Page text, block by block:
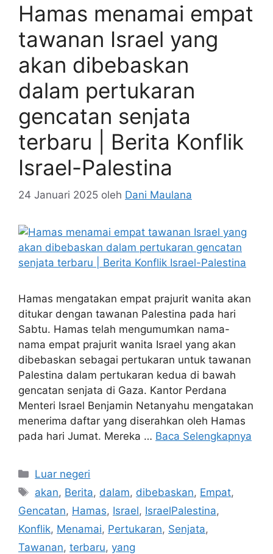
Hamas menamai empat
tawanan Israel yang
akan dibebaskan
dalam pertukaran
gencatan senjata
terbaru | Berita Konflik
Israel-Palestina
24 Januari 2025 oleh Dani Maulana
Hamas mengatakan empat prajurit wanita akan
ditukar dengan tawanan Palestina pada hari
Sabtu. Hamas telah mengumumkan nama-
nama empat prajurit wanita Israel yang akan
dibebaskan sebagai pertukaran untuk tawanan
Palestina dalam pertukaran kedua di bawah
gencatan senjata di Gaza. Kantor Perdana
Menteri Israel Benjamin Netanyahu mengatakan
menerima daftar yang diserahkan oleh Hamas
pada hari Jumat. Mereka … Baca Selengkapnya
Kategori
Luar negeri
Tag
akan, Berita, dalam, dibebaskan, Empat,
Gencatan, Hamas, Israel, IsraelPalestina,
Konflik, Menamai, Pertukaran, Senjata,
Tawanan, terbaru, yang